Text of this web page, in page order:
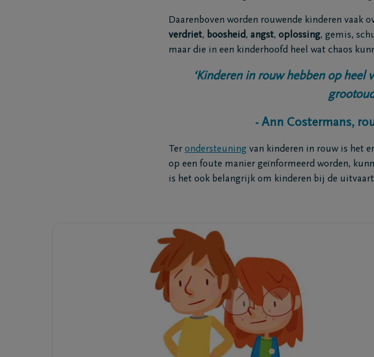
Evenementen
Blog
Onze makelaars
Onze hoofdkantoren
Onze begrafenisondernemers
Onze crematoria
Ons repatriëringscentrum
Daarenboven worden rouwende kinderen vaak
verdriet, boosheid, angst, oplossing, gemis,
maar die in een kinderhoofd heel wat chaos
‘Kinderen in rouw hebben op
- Ann Costermans,
Ter ondersteuning van kinderen in rouw is het
op een foute manier geïnformeerd worden,
is het ook belangrijk om kinderen bij de uitvaart